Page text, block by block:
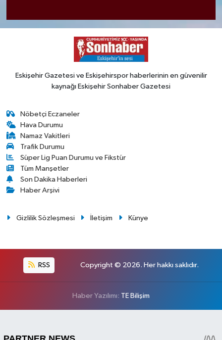
Eskişehir Gazetesi ve Eskişehirspor haberlerinin en güvenilir
kaynağı Eskişehir Sonhaber Gazetesi
Nöbetçi Eczaneler
Hava Durumu
Namaz Vakitleri
Trafik Durumu
Süper Lig Puan Durumu ve Fikstür
Tüm Manşetler
Son Dakika Haberleri
Haber Arşivi
Gizlilik Sözleşmesi İletişim Künye
RSS Copyright © 2026. Her hakkı saklıdır.
Haber Yazılımı: TE Bilişim